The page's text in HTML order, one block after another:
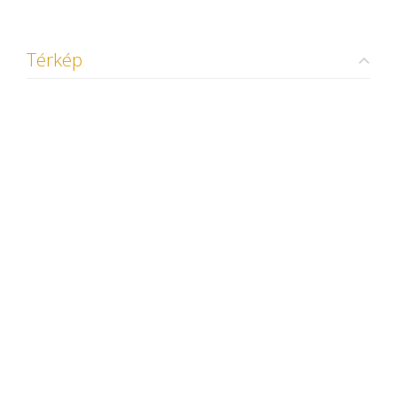
Térkép